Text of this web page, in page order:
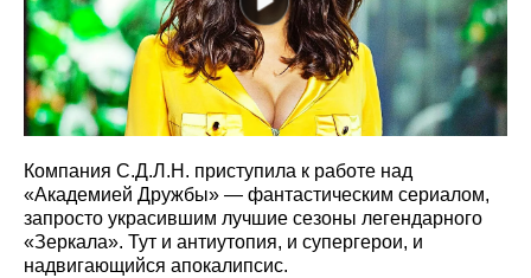
Компания С.Д.Л.Н. приступила к работе над
«Академией Дружбы» — фантастическим сериалом,
запросто украсившим лучшие сезоны легендарного
«Зеркала». Тут и антиутопия, и супергерои, и
надвигающийся апокалипсис.